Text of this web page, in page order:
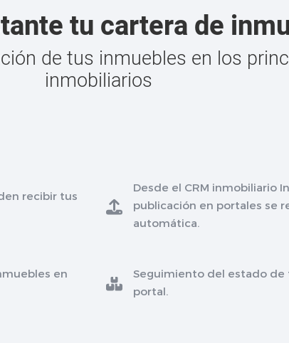
tu cartera de
de tus inmuebles en los
inmobiliarios
recibir tus
Desde el CRM inmobiliario
publicación en portales se
automática.
en
Seguimiento del estado de
portal.